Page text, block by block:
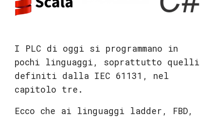
I PLC di oggi si programmano in
pochi linguaggi, soprattutto quelli
definiti dalla IEC 61131, nel
capitolo tre.
Ecco che ai linguaggi ladder, FBD,